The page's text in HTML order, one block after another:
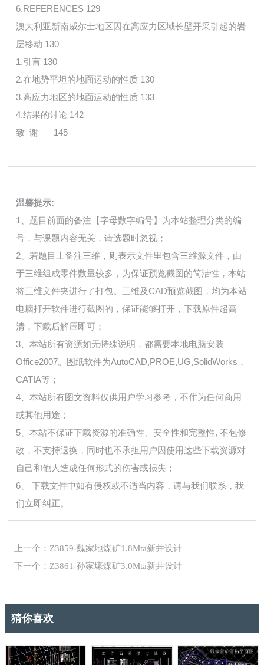
6.REFERENCES 129
澳大利亚新南威尔士地区因在高应力区域长壁开采引起的岩
层移动 130
1.引言 130
2.在地势平坦的地面运动的性质 130
3.高应力地区的地面运动的性质 133
4.结果的讨论 142
致 谢
145
温馨提示:
1、题目前面的备注【字母数字编号】为本站整理分类的编
号，与课题内容无关，请选题时忽视；
2、若题目上备注三维，则表示文件里包含三维源文件，由
于三维组成零件数量较多，为保证预览截图的简洁性，本站
将三维文件夹进行了打包。三维及CAD预览截图，均为本站
电脑打开软件进行截图的，保证能够打开，下载原件超高
清，下载后解压即可；
3、本站所有资源如无特殊说明，都需要本地电脑安装
Office2007。图纸软件为AutoCAD,PROE,UG,SolidWorks，
CATIA等；
4、本站所有图文资料仅供用户学习参考，不作为任何商用
或其他用途；
5、本站不保证下载资源的准确性、安全性和完整性, 不包修
改，不支持退换，同时也不承担用户因使用这些下载资源对
自己和他人造成任何形式的伤害或损失；
6、 下载文件中如有侵权或不适当内容，请与我们联系，我
们立即纠正。
上一个：Z3859-魏家地煤矿1.8Mta新井设计
下一个：Z3861-孙家壕煤矿3.0Mta新井设计
猜你喜欢